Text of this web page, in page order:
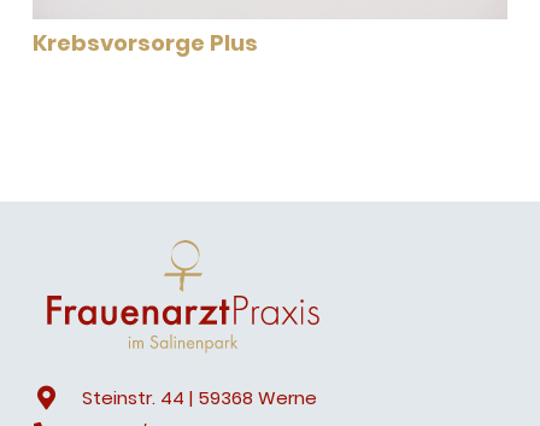
Krebsvorsorge Plus
Steinstr. 44 | 59368 Werne